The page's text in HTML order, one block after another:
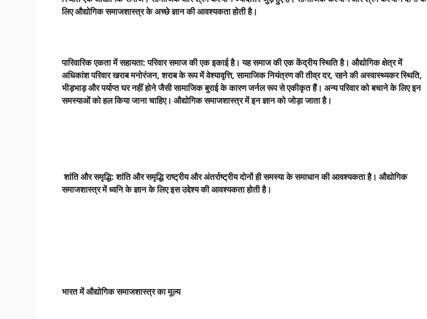
लिए औद्योगिक समाजशास्त्र के अच्छे ज्ञान की आवश्यकता होती है।
पारिवारिक एकता में सहायता: परिवार समाज की एक इकाई है। यह समाज की एक केंद्रीय स्थिति है। औद्योगिक क्षेत्र में
अधिकांश परिवार खराब मनोरंजन,शराब के रूप में वेश्यावृत्ति,सामाजिक नियंत्रण की तीव्र दर,रहने की अस्वास्थ्यकर स्थिति,
भीड़भाड़ और पर्याप्त घर नहीं होने जैसी सामाजिक बुराई के कारण जर्नल रूप से एकीकृत हैं। अन्य परिवार को बचाने के लिए इन
समस्याओं को हल किया जाना चाहिए। औद्योगिक समाजशास्त्र में इन ज्ञान को जोड़ा जाता है।
शांति और समृद्धि: शांति और समृद्धि राष्ट्रीय और अंतर्राष्ट्रीय दोनों ही समस्या के समाधान की आवश्यकता है। औद्योगिक
समाजशास्त्र में ध्वनि के ज्ञान के लिए इस उद्देश्य की आवश्यकता होती है।
भारत में औद्योगिक समाजशास्त्र का मूल्य